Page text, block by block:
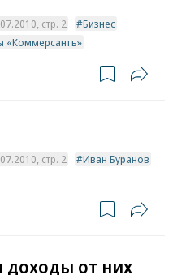
стр. 2
Бизнес
«Коммерсантъ»
стр. 2
Иван Буранов
доходы от них